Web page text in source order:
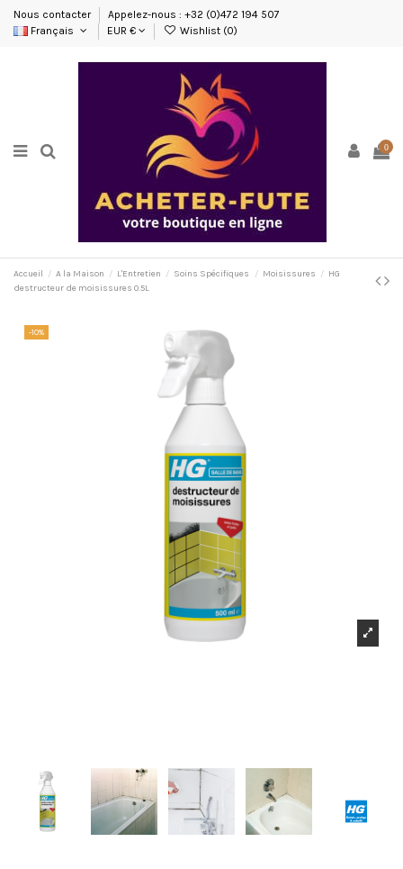
Nous contacter
Appelez-nous : +32 (0)472 194 507
Français
EUR € Wishlist (0)
0
Accueil A la Maison L'Entretien Soins Spécifiques Moisissures
HG
destructeur de moisissures 0.5L
-10%